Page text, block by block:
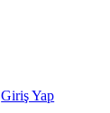
Giriş Yap